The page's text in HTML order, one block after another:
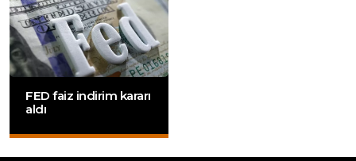
FED faiz indirim kararı
aldı